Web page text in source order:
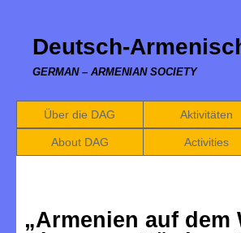
Deutsch-
GERMAN – ARMENIAN SOCIETY
Über die DAG Aktivitäten
About DAG Activities
„Armenien auf dem